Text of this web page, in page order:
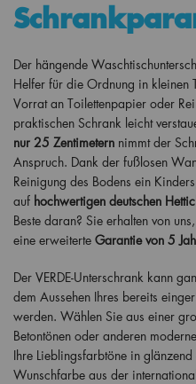
Der hängende
Helfer für die Ordnung in kleinen
Vorrat an Toilettenpapier oder
praktischen Schrank leicht
nur 25 Zentimetern nimmt der
Anspruch. Dank der fußlosen
Reinigung des Bodens ein
auf hochwertigen deutschen
Beste daran? Sie erhalten von
eine erweiterte Garantie von 5
Der VERDE-Unterschrank kann
dem Aussehen Ihres bereits
werden. Wählen Sie aus einer
Betontönen oder anderen
Ihre Lieblingsfarbtöne in
Wunschfarbe aus der